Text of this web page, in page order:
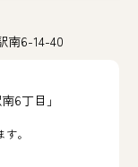
南6-14-40
6丁目」
。